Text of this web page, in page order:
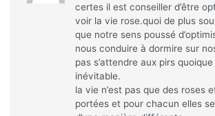
certes il est conseiller d’être
voir la vie rose.quoi de plus
que notre sens poussé
nous conduire à dormire sur
pas s’attendre aux pirs
inévitable.
la vie n’est pas que des roses
portées et pour chacun elles